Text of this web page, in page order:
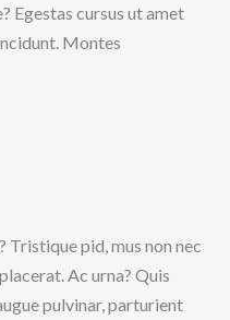
Egestas cursus ut amet
Montes
Tristique pid, mus non nec
Ac urna? Quis
pulvinar, parturient